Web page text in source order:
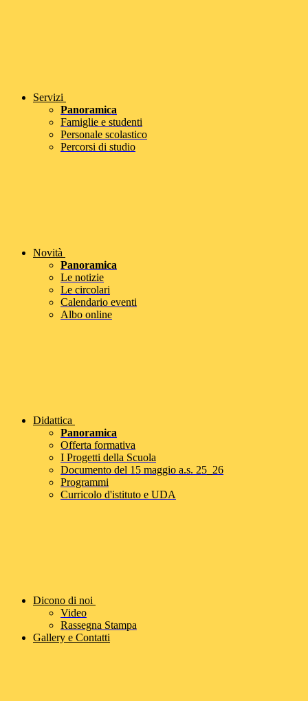
Servizi
Panoramica
Famiglie e studenti
Personale scolastico
Percorsi di studio
Novità
Panoramica
Le notizie
Le circolari
Calendario eventi
Albo online
Didattica
Panoramica
Offerta formativa
I Progetti della Scuola
Documento del 15 maggio a.s. 25_26
Programmi
Curricolo d'istituto e UDA
Dicono di noi
Video
Rassegna Stampa
Gallery e Contatti